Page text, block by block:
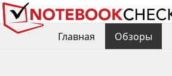
Главная Обзоры